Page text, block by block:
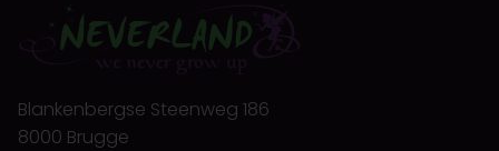
Blankenbergse Steenweg 186
8000 Brugge